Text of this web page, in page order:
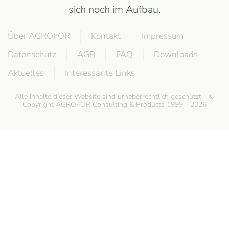
sich noch im Aufbau.
Über AGROFOR Kontakt
Impressum
Datenschutz
AGB FAQ
Downloads
Aktuelles
Interessante Links
Alle Inhalte dieser Website sind urheberrechtlich geschützt - ©
Copyright AGROFOR Consulting & Products 1999 - 2026